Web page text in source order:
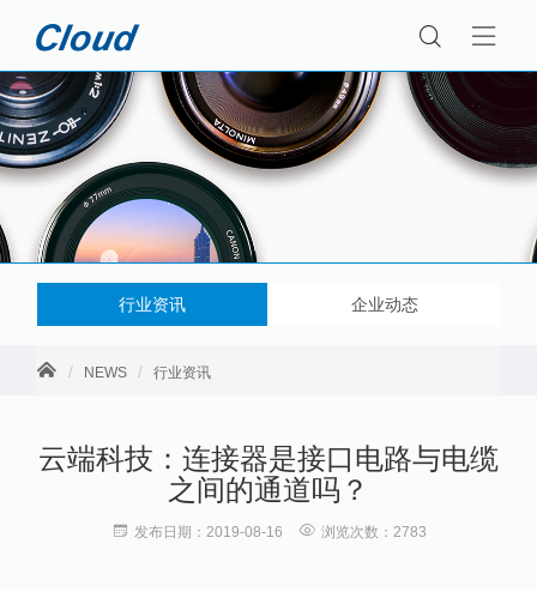
行业资讯 企业动态
NEWS 行业资讯
云端科技：连接器是接口电路与电缆
之间的通道吗？
发布日期：2019-08-16 浏览次数：2783